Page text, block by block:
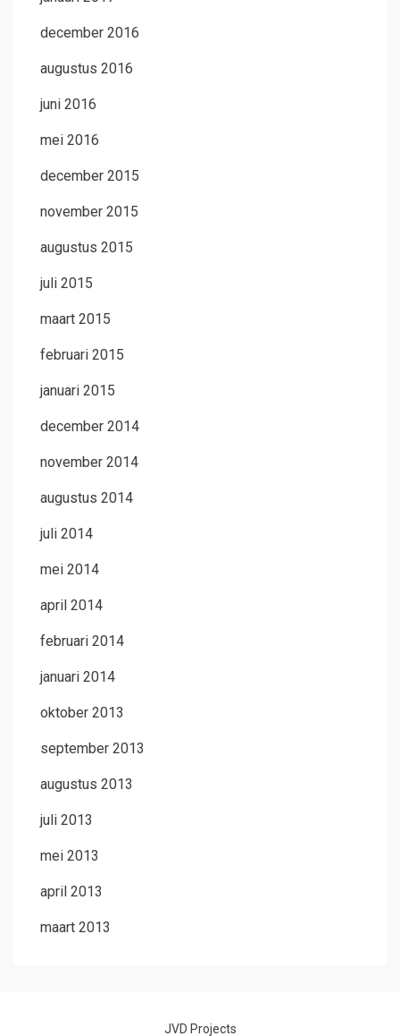
december 2016
augustus 2016
juni 2016
mei 2016
december 2015
november 2015
augustus 2015
juli 2015
maart 2015
februari 2015
januari 2015
december 2014
november 2014
augustus 2014
juli 2014
mei 2014
april 2014
februari 2014
januari 2014
oktober 2013
september 2013
augustus 2013
juli 2013
mei 2013
april 2013
maart 2013
JVD Projects